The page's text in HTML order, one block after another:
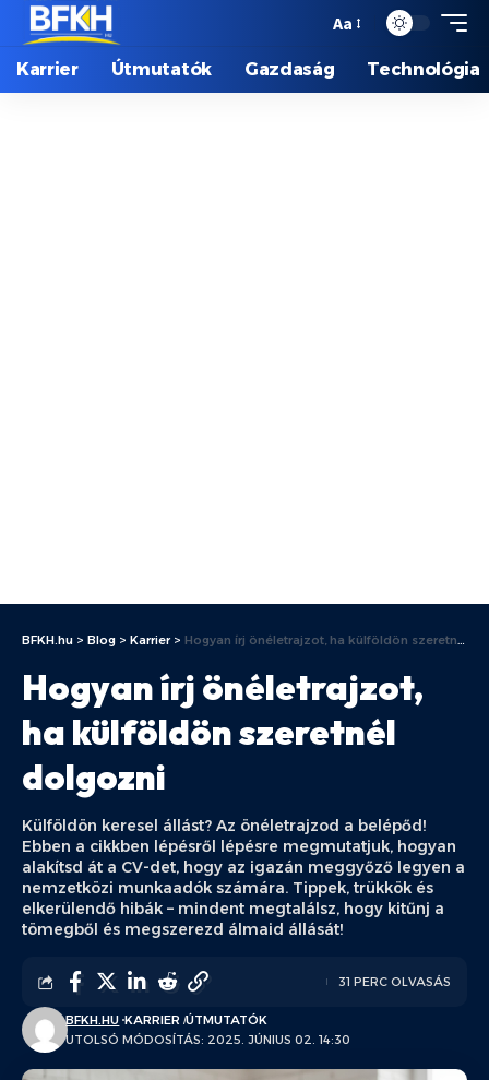
Aa
Karrier Útmutatók Gazdaság Technológia
BFKH.hu > Blog > Karrier> Hogyan írj önéletrajzot, ha külföldön szeretnél dolgozni
Hogyan írj önéletrajzot,
ha külföldön szeretnél
dolgozni
Külföldön keresel állást? Az önéletrajzod a belépőd!
Ebben a cikkben lépésről lépésre megmutatjuk, hogyan
alakítsd át a CV-det, hogy az igazán meggyőző legyen a
nemzetközi munkaadók számára. Tippek, trükkök és
elkerülendő hibák – mindent megtalálsz, hogy kitűnj a
tömegből és megszerezd álmaid állását!
UTOLSÓ MÓDOSÍTÁS: 2025. JÚNIUS 02. 14:30
BFKH.HU KARRIER ÚTMUTATÓK
31 PERC OLVASÁS